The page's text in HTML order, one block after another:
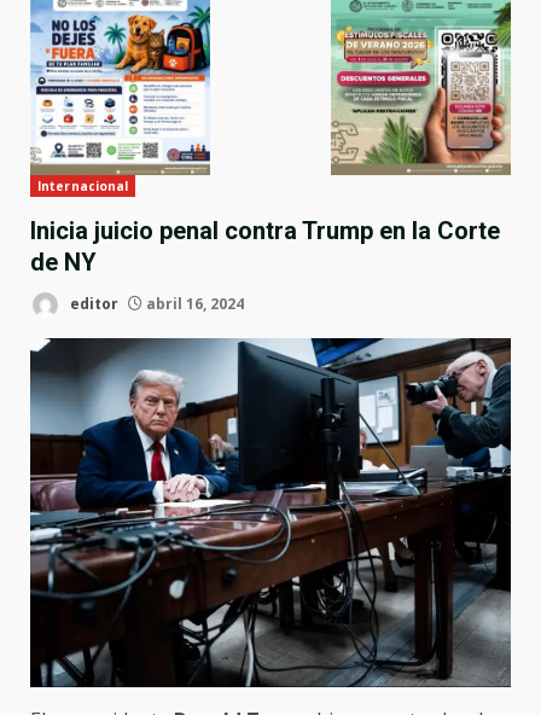
Internacional
Inicia juicio penal contra Trump en la Corte
de NY
editor abril 16, 2024